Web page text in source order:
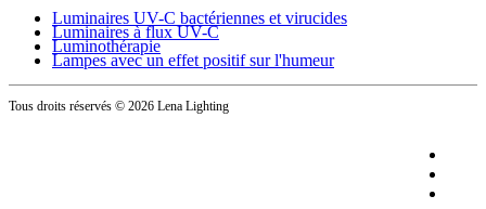
Luminaires UV-C bactériennes et virucides
Luminaires à flux UV-C
Luminothérapie
Lampes avec un effet positif sur l'humeur
Tous droits réservés © 2026 Lena Lighting